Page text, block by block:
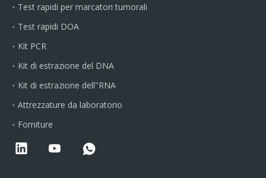
Test rapidi per marcatori tumorali
Test rapidi DOA
Kit PCR
Kit di estrazione del DNA
Kit di estrazione dell"RNA
Attrezzature da laboratorio
Forniture